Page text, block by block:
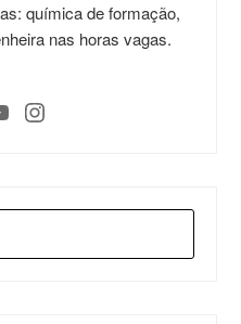
química de formação,
nas horas vagas.